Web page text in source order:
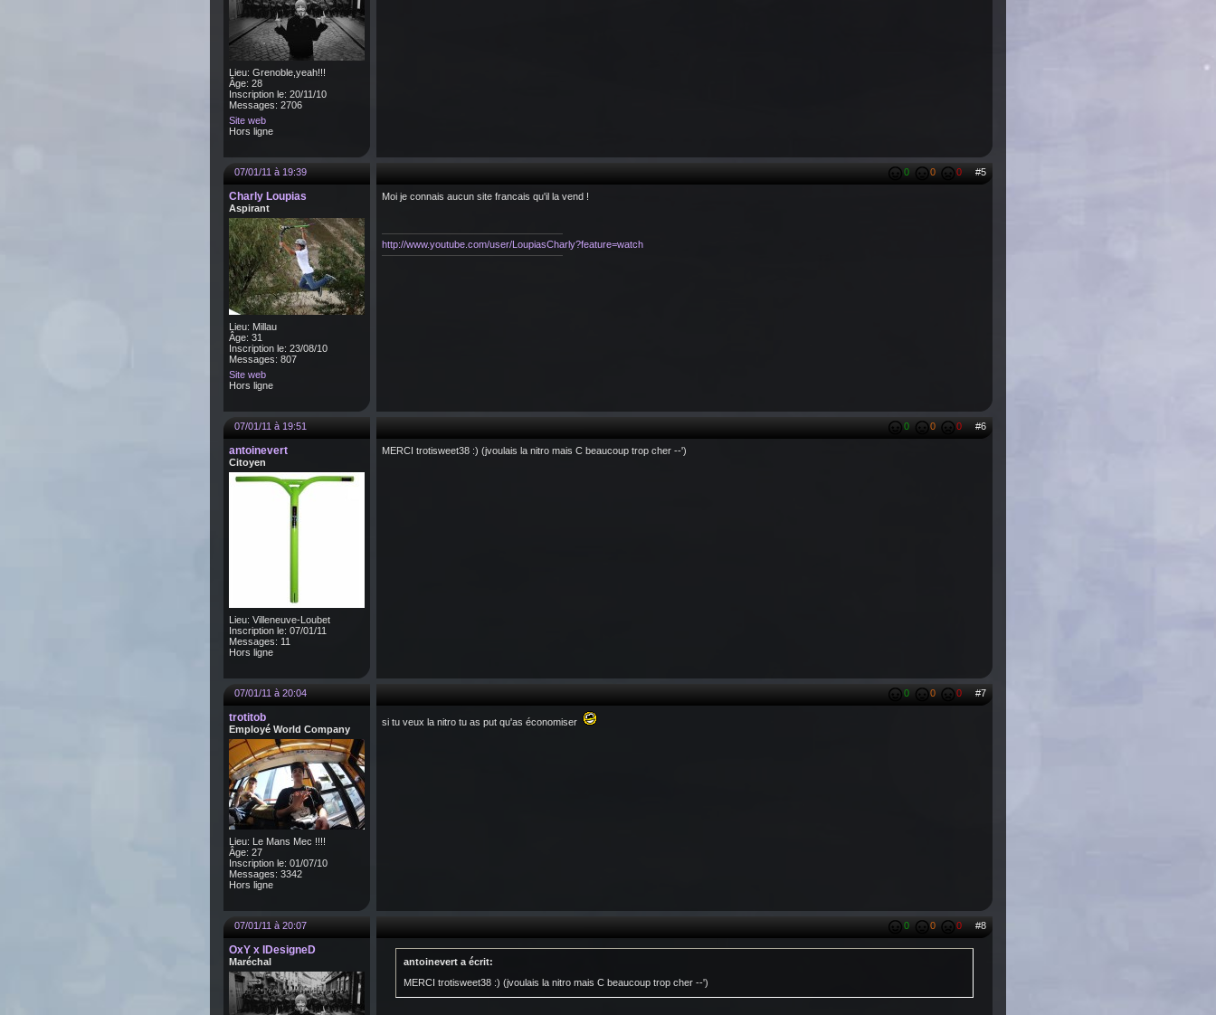
Lieu: Grenoble,yeah!!!
Âge: 28
Inscription le: 20/11/10
Messages: 2706
Site web
Hors ligne
0 0 0 #5
07/01/11 à 19:39
Charly Loupias
Aspirant
Lieu: Millau
Âge: 31
Inscription le: 23/08/10
Messages: 807
Site web
Hors ligne
Moi je connais aucun site francais qu'il la vend !
http://www.youtube.com/user/LoupiasCharly?feature=watch
0 0 0 #6
07/01/11 à 19:51
antoinevert
Citoyen
Lieu: Villeneuve-Loubet
Inscription le: 07/01/11
Messages: 11
Hors ligne
MERCI trotisweet38 :) (jvoulais la nitro mais C beaucoup trop cher --')
0 0 0 #7
07/01/11 à 20:04
trotitob
Employé World Company
Lieu: Le Mans Mec !!!!
Âge: 27
Inscription le: 01/07/10
Messages: 3342
Hors ligne
si tu veux la nitro tu as put qu'as économiser
0 0 0 #8
07/01/11 à 20:07
OxY x IDesigneD
Maréchal
antoinevert a écrit:
MERCI trotisweet38 :) (jvoulais la nitro mais C beaucoup trop cher --')